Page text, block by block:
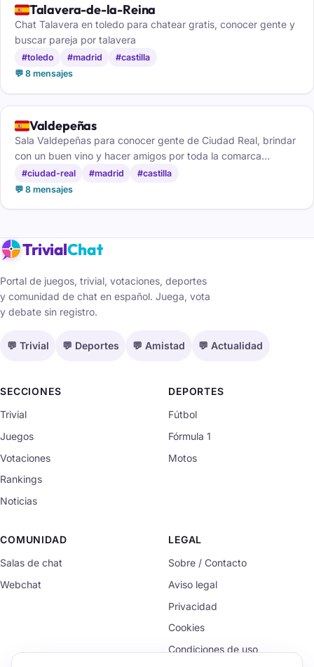
🇪🇸Talavera-de-la-Reina
Chat Talavera en toledo para chatear gratis, conocer gente y
buscar pareja por talavera
#toledo #madrid
#castilla
💬 8 mensajes
🇪🇸Valdepeñas
Sala Valdepeñas para conocer gente de Ciudad Real, brindar
con un buen vino y hacer amigos por toda la comarca
manchega.
#ciudad-real #madrid
#castilla
💬 8 mensajes
TrivialChat
Portal de juegos, trivial, votaciones, deportes
y comunidad de chat en español. Juega, vota
y debate sin registro.
💬 Trivial 💬 Deportes 💬 Amistad 💬 Actualidad
SECCIONES
Trivial
Juegos
Votaciones
Rankings
Noticias
DEPORTES
Fútbol
Fórmula 1
Motos
COMUNIDAD
Salas de chat
Webchat
LEGAL
Sobre / Contacto
Aviso legal
Privacidad
Cookies
Condiciones de uso